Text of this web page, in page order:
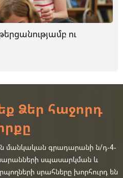
ու
Ձեր հաջորդ
մանկական գրադարանի ն/դ-4-
սպասարկման և
սրահները խորհուրդ են